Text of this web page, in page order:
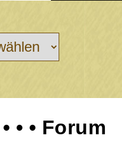
• • • Forum